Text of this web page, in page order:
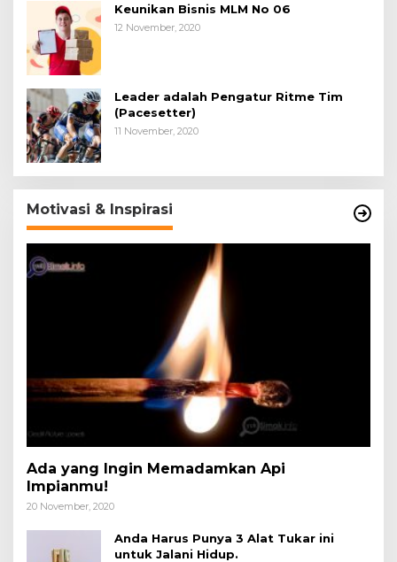
Keunikan Bisnis MLM No 06
12 November, 2020
Leader adalah Pengatur Ritme Tim
(Pacesetter)
11 November, 2020
Motivasi & Inspirasi
Ada yang Ingin Memadamkan Api
Impianmu!
20 November, 2020
Anda Harus Punya 3 Alat Tukar ini
untuk Jalani Hidup.